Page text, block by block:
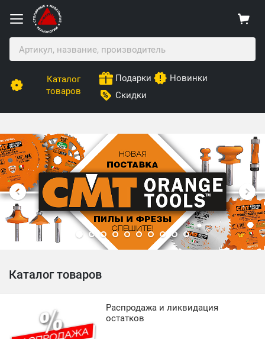
Каталог
товаров
Подарки
Новинки
Скидки
Столярные Мебельные Технологии
Каталог товаров
Распродажа и ликвидация
остатков